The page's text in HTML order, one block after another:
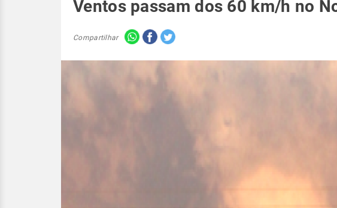
Ventos passam dos 60 km/h no
Compartilhar